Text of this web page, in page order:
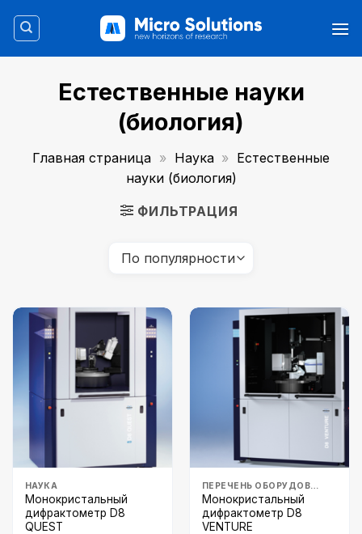
Естественные науки
(биология)
Главная страница » Наука » Естественные
науки (биология)
ФИЛЬТРАЦИЯ
НАУКА
Монокристальный
дифрактометр D8
QUEST
Монокристальный
дифрактометр D8
VENTURE